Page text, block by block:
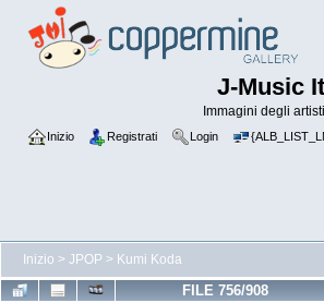
J-Music
Immagini degli
Inizio Registrati Login
Inizio > JPOP > Kumi Koda
FILE 756/908